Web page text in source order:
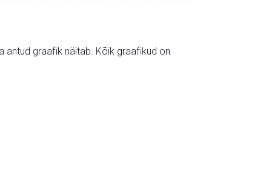
antud graafik näitab. Kõik graafikud on